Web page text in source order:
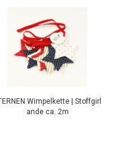
Wimpelkette | Stoffgirl
ande ca. 2m